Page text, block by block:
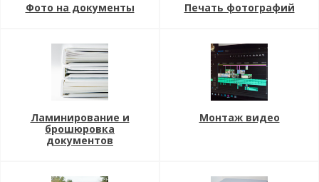
Фото на документы Печать фотографий
Ламинирование и
брошюровка
документов
Монтаж видео